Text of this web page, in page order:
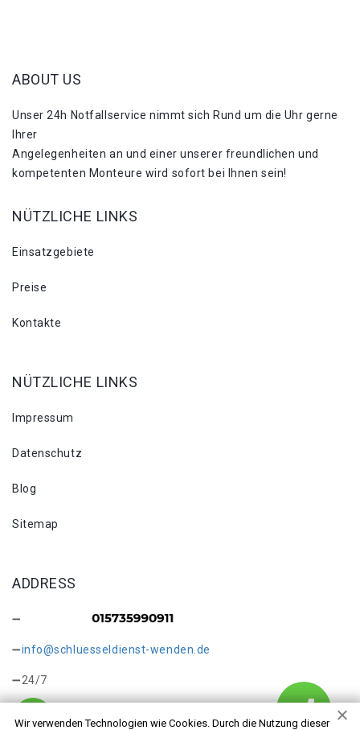
Wir verwenden Technologien wie Cookies. Durch die Nutzung dieser
ABOUT US
Unser 24h Notfallservice nimmt sich Rund um die Uhr gerne
Ihrer
Angelegenheiten an und einer unserer freundlichen und
kompetenten Monteure wird sofort bei Ihnen sein!
NÜTZLICHE LINKS
Einsatzgebiete
Preise
Kontakte
NÜTZLICHE LINKS
Impressum
Datenschutz
Blog
Sitemap
ADDRESS
info@schluesseldienst-wenden.de
24/7